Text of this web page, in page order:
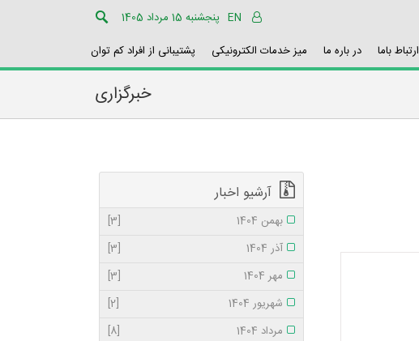
پنجشنبه 15 مرداد 1405 EN
ارتباط باما در باره ما میز خدمات الکترونیکی پشتیبانی از افراد کم توان
خبرگزاری
آرشیو اخبار
بهمن 1404
[3]
آذر 1404
[3]
مهر 1404
[3]
شهریور 1404
[2]
مرداد 1404
[8]